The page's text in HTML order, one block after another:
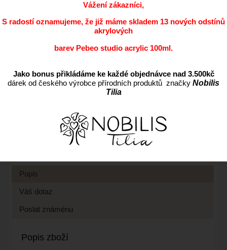
Popis
Váš dotaz
Poslat známénu
Popis zboží
Vážení zákazníci,
S radostí oznamujeme, že již máme skladem 13 nových odstínů
akrylových
barev Pebeo studio acrylic 100ml.
Jako bonus přikládáme ke každé objednávce nad 3.500kč
dárek od českého výrobce přírodních produktů značky Nobilis
Tilia